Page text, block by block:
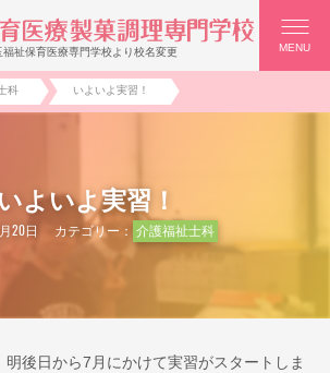
祉保育医療専門学校より校名変更 MENU
科 いよいよ実習！
いよいよ実習！
20日 カテゴリー： 介護福祉士科
後日から7月にかけて実習がスタートしま